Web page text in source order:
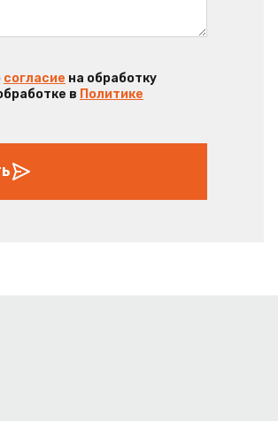
согласие на обработку
в Политике